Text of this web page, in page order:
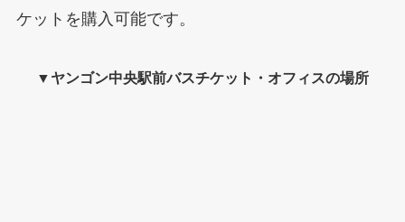
ケットを購入可能です。
▼ヤンゴン中央駅前バスチケット・オフィスの場所